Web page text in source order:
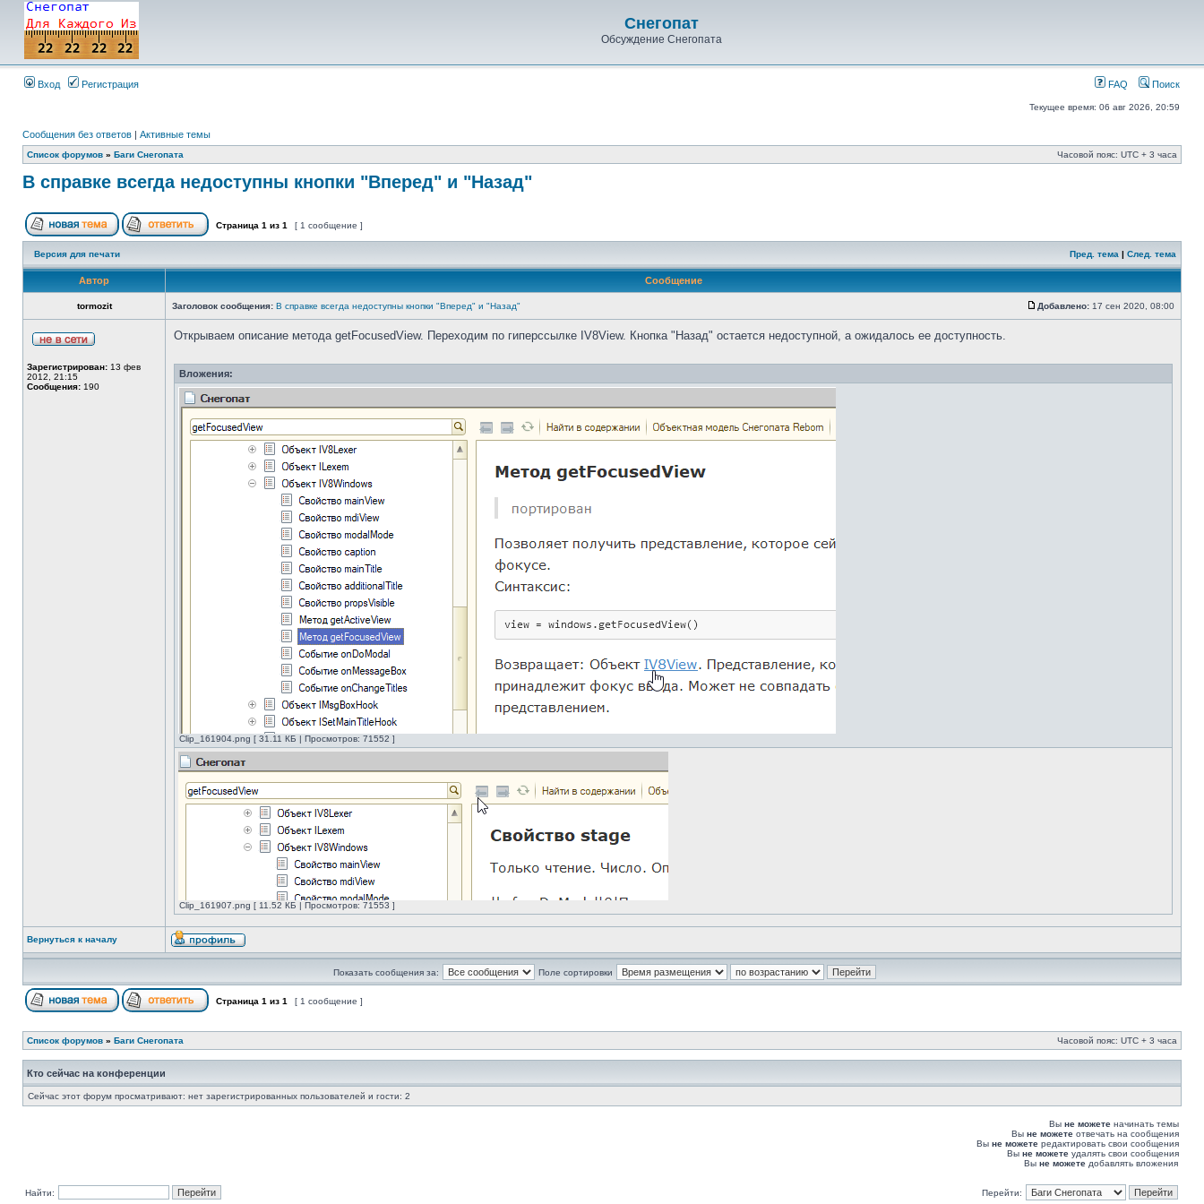
Снегопат
Обсуждение Снегопата
Вход Регистрация FAQ Поиск
Текущее время: 06 авг 2026, 20:59
Сообщения без ответов | Активные темы
Список форумов » Баги Снегопата Часовой пояс: UTC + 3 часа
В справке всегда недоступны кнопки "Вперед" и "Назад"
Страница 1 из 1 [ 1 сообщение ]
Версия для печати Пред. тема | След. тема
Автор Сообщение
tormozit Заголовок сообщения: В справке всегда недоступны кнопки "Вперед" и "Назад" Добавлено: 17 сен 2020, 08:00
Зарегистрирован: 13 фев
2012, 21:15
Сообщения: 190
Открываем описание метода getFocusedView. Переходим по гиперссылке IV8View. Кнопка "Назад" остается недоступной, а ожидалось ее доступность.
Вложения:
Clip_161904.png [ 31.11 КБ | Просмотров: 71552 ]
Clip_161907.png [ 11.52 КБ | Просмотров: 71553 ]
Вернуться к началу
Показать сообщения за: Поле сортировки
Страница 1 из 1 [ 1 сообщение ]
Список форумов » Баги Снегопата Часовой пояс: UTC + 3 часа
Кто сейчас на конференции
Сейчас этот форум просматривают: нет зарегистрированных пользователей и гости: 2
Вы не можете начинать темы
Вы не можете отвечать на сообщения
Вы не можете редактировать свои сообщения
Вы не можете удалять свои сообщения
Вы не можете добавлять вложения
Найти: Перейти: